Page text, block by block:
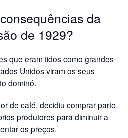
da
de 1929?
que eram tidos como grandes
Unidos viram os seus
dominó.
de café, decidiu comprar parte
produtores para diminuir a
os preços.